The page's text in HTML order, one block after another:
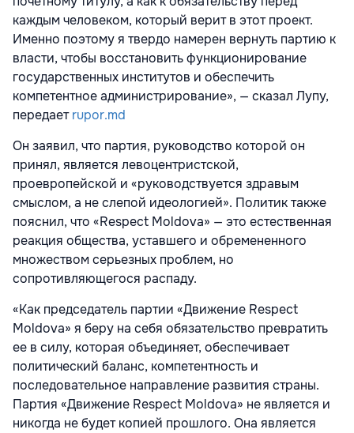
каждым человеком, который верит в этот проект.
Именно поэтому я твердо намерен вернуть партию к
власти, чтобы восстановить функционирование
государственных институтов и обеспечить
компетентное администрирование», — сказал Лупу,
передаетrupor.md
Он заявил, что партия, руководство которой он
принял, является левоцентристской,
проевропейской и «руководствуется здравым
смыслом, а не слепой идеологией». Политик также
пояснил, что «Respect Moldova» — это естественная
реакция общества, уставшего и обремененного
множеством серьезных проблем, но
сопротивляющегося распаду.
«Как председатель партии «Движение Respect
Moldova» я беру на себя обязательство превратить
ее в силу, которая объединяет, обеспечивает
политический баланс, компетентность и
последовательное направление развития страны.
Партия «Движение Respect Moldova» не является и
никогда не будет копией прошлого. Она является